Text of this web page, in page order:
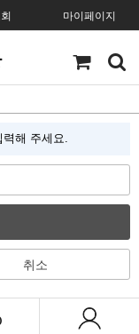
마이페이지
해 주세요.
취소